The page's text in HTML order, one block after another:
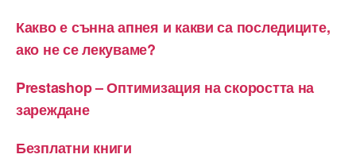
Какво е сънна апнея и какви са последиците,
ако не се лекуваме?
Prestashop – Оптимизация на скоростта на
зареждане
Безплатни книги